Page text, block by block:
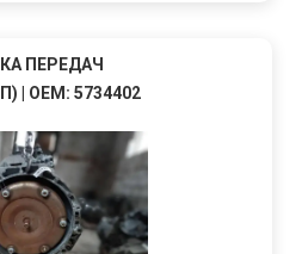
ПЕРЕДАЧ
OEM: 5734402